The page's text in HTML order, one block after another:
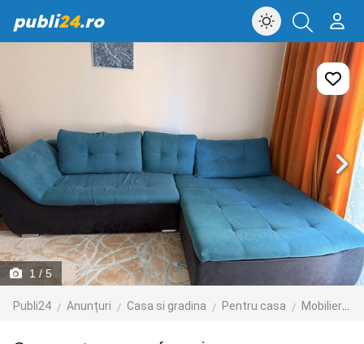
publi24.ro
1 / 5
Publi24 Anunțuri Casa si gradina Pentru casa Mobilier